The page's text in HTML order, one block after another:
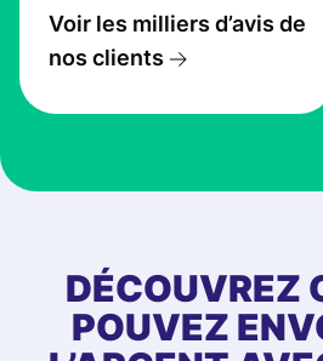
Voir les milliers d’avis de
nos clients
DÉCOUVREZ
POUVEZ